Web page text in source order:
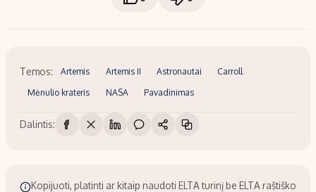
Temos: Artemis Artemis II Astronautai Carroll
Mėnulio krateris NASA Pavadinimas
Dalintis:
Kopijuoti, platinti ar kitaip naudoti ELTA turinį be ELTA raštiško